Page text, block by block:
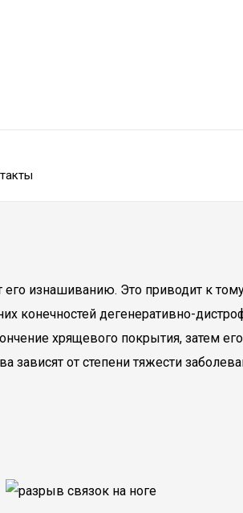
изнашиванию. Это приводит к
дегенеративно-
хрящевого покрытия, затем
зависят от степени тяжести